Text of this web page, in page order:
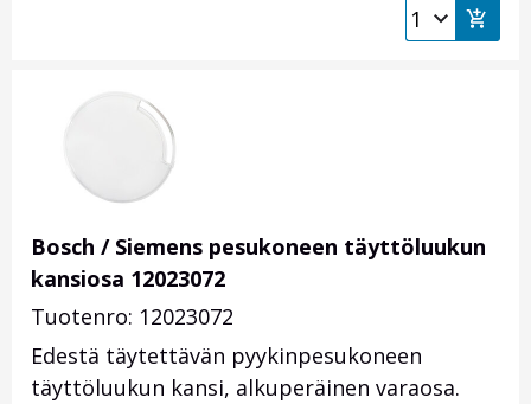
Bosch / Siemens pesukoneen täyttöluukun
kansiosa 12023072
Tuotenro: 12023072
Edestä täytettävän pyykinpesukoneen
täyttöluukun kansi, alkuperäinen varaosa.